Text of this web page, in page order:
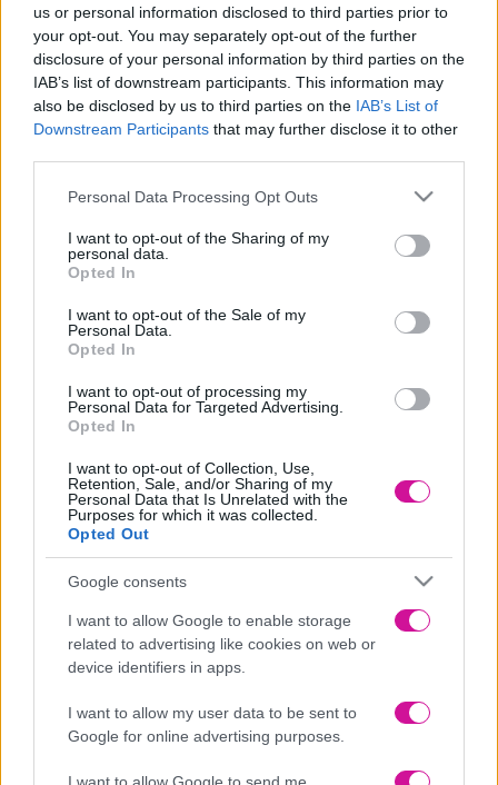
us or personal information disclosed to third parties prior to
your opt-out. You may separately opt-out of the further
disclosure of your personal information by third parties on the
IAB’s list of downstream participants. This information may
also be disclosed by us to third parties on the IAB’s List of
Downstream Participants that may further disclose it to other
Please note that this website/app uses one or more Google
not limited to your visit or usage behaviour. You may click to
grant or deny consent to Google and its third-party tags to
use your data for below specified purposes in below Google
consent section.
Personal Data Processing Opt Outs
I want to opt-out of the Sharing of my
personal data.
Opted In
I want to opt-out of the Sale of my
Personal Data.
Opted In
I want to opt-out of processing my
Personal Data for Targeted Advertising.
Opted In
I want to opt-out of Collection, Use,
Retention, Sale, and/or Sharing of my
Personal Data that Is Unrelated with the
Purposes for which it was collected.
Opted Out
Google consents
I want to allow Google to enable storage
related to advertising like cookies on web or
device identifiers in apps.
I want to allow my user data to be sent to
Google for online advertising purposes.
ENTER THE PANIK WORLD
panikmusic.gr
PanikRecords_Facebook
PanikRecords_Instagram
ARTIST’S OFFICIAL SOCIAL MEDIA
Instagram:giorgos_livanis